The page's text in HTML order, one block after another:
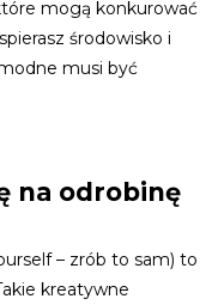
mogą konkurować
środowisko i
musi być
na odrobinę
– zrób to sam) to
kreatywne